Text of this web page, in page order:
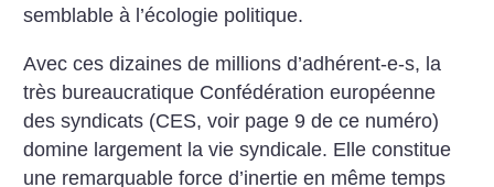
semblable à l’écologie politique.
Avec ces dizaines de millions d’adhérent-e-s, la
très bureaucratique Confédération européenne
des syndicats (CES, voir page 9 de ce numéro)
domine largement la vie syndicale. Elle constitue
une remarquable force d’inertie en même temps